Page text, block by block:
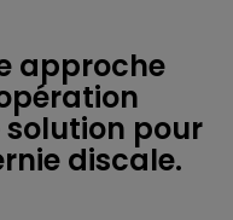
approche
solution pour
discale.